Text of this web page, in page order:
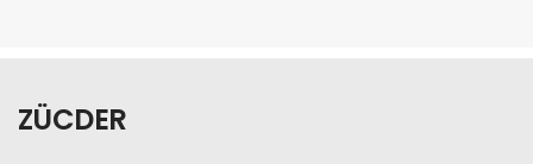
ZÜCDER